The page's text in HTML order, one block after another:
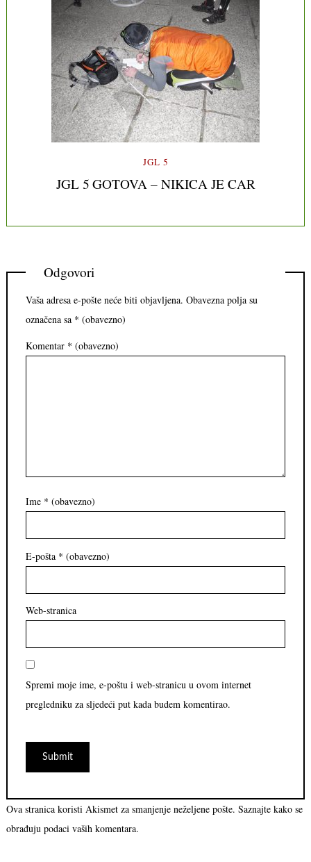
JGL 5
JGL 5 GOTOVA – NIKICA JE CAR
Odgovori
Vaša adresa e-pošte neće biti objavljena. Obavezna polja su
označena sa * (obavezno)
Komentar * (obavezno)
Ime * (obavezno)
E-pošta * (obavezno)
Web-stranica
Spremi moje ime, e-poštu i web-stranicu u ovom internet
pregledniku za sljedeći put kada budem komentirao.
Ova stranica koristi Akismet za smanjenje neželjene pošte. Saznajte kako se
obrađuju podaci vaših komentara.